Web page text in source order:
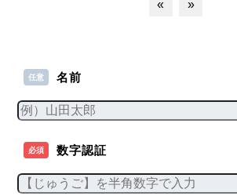
« »
任意 名前
必須 数字認証